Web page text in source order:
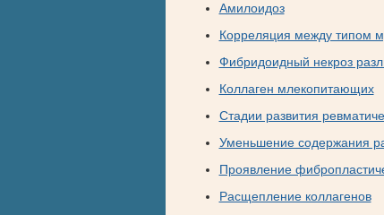
Амилоидоз
Корреляция между типом
Фибридоидный некроз
Коллаген млекопитающих
Стадии развития
Уменьшение содержания
Проявление
Расщепление коллагенов